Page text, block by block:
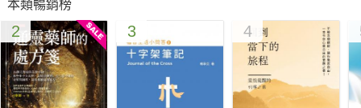
本類暢銷榜
2 3 4